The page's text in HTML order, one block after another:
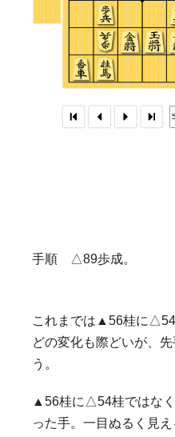
手順 △89歩成。
これまでは▲56桂に
どの変化も際どいが、
う。
▲56桂に△54桂ではなく
った手。一目ぬるく見